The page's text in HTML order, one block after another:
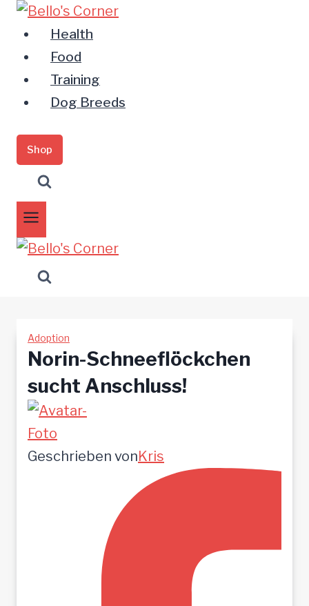
Zum
Inhalt
springen
Health
Food
Training
Dog Breeds
Shop
Adoption
Norin-Schneeflöckchen
sucht Anschluss!
Geschrieben vonKris